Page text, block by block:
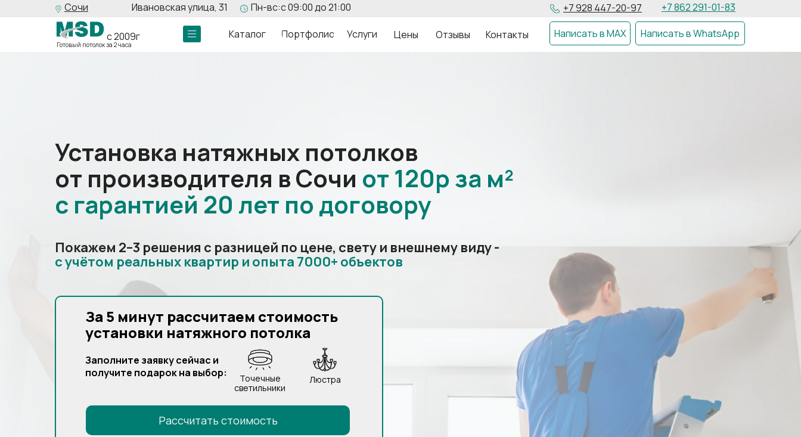
Пн-вс:с 09:00 до 21:00
Ивановская улица, 31
Сочи
с 2009г
Готовый потолок за 2 часа
Каталог
+7 862 291-01-83
+7 928 447-20-97
Портфолио
Цены
Услуги Отзывы Контакты Написать в WhatsApp
Написать в MAX
Установка натяжных потолков
от производителя в Сочи от 120р за м²
с гарантией 20 лет по договору
Покажем 2–3 решения с разницей по цене, свету и внешнему виду -
сучётом реальных квартир и опыта 7000+ объектов
Рассчитать стоимость
Люстра
Точечные
светильники
Заполните заявку сейчас и
получите подарок на выбор:
За 5 минут рассчитаем стоимость
установки натяжного потолка